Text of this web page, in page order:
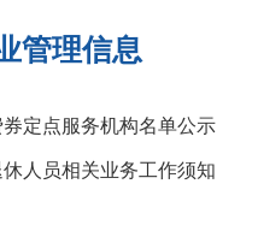
管理信息
定点服务机构名单公示
人员相关业务工作须知